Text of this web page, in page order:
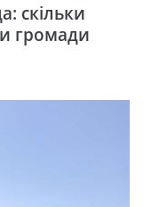
скільки
громади